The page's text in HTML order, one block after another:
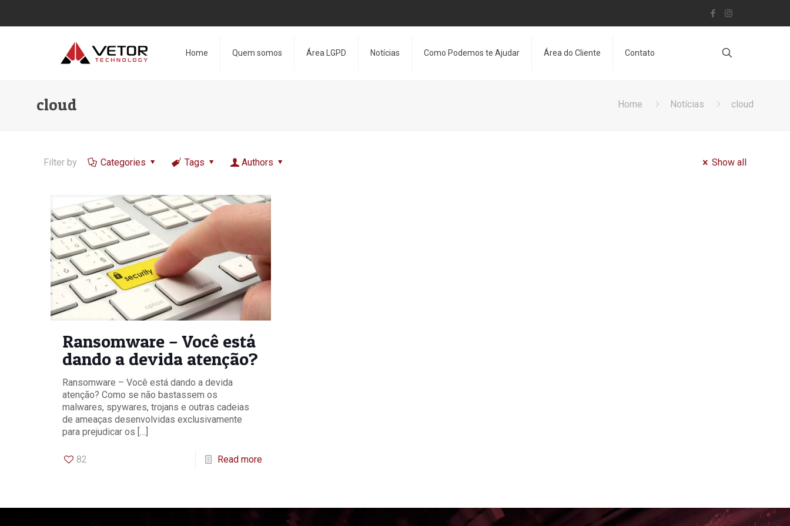
Home Quem somos Área LGPD Notícias Como Podemos te Ajudar Área do Cliente Contato
cloud Home Notícias cloud
Filter by Categories Tags Authors Show all
Ransomware – Você está
dando a devida atenção?
Ransomware – Você está dando a devida
atenção? Como se não bastassem os
malwares, spywares, trojans e outras cadeias
de ameaças desenvolvidas exclusivamente
para prejudicar os […]
82 Read more